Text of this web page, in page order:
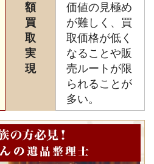
額
買
取
実
現
価値の見極め
が難しく、買
取価格が低く
なることや販
売ルートが限
られることが
多い。